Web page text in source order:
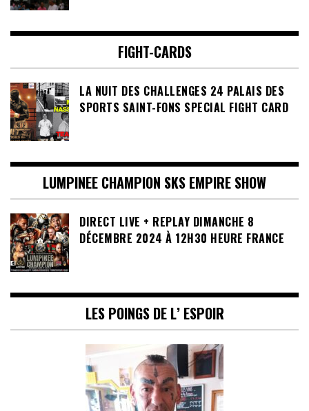
FIGHT-CARDS
LA NUIT DES CHALLENGES 24 PALAIS DES
SPORTS SAINT-FONS SPECIAL FIGHT CARD
LUMPINEE CHAMPION SKS EMPIRE SHOW
DIRECT LIVE + REPLAY DIMANCHE 8
DÉCEMBRE 2024 À 12H30 HEURE FRANCE
LES POINGS DE L’ ESPOIR